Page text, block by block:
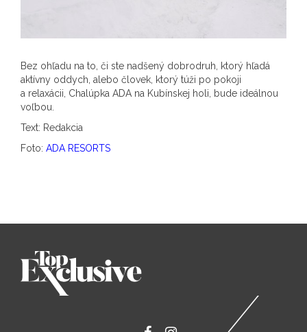
Bez ohľadu na to, či ste nadšený dobrodruh, ktorý hľadá
aktívny oddych, alebo človek, ktorý túži po pokoji
a relaxácii, Chalúpka ADA na Kubínskej holi, bude ideálnou
voľbou.
Text: Redakcia
Foto: ADA RESORTS